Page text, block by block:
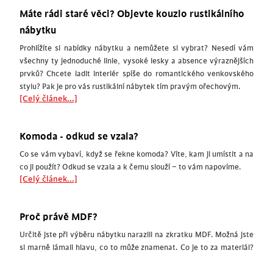
Máte rádi staré věci? Objevte kouzlo rustikálního
nábytku
Prohlížíte si nabídky nábytku a nemůžete si vybrat? Nesedí vám
všechny ty jednoduché linie, vysoké lesky a absence výraznějších
prvků? Chcete ladit interiér spíše do romantického venkovského
stylu? Pak je pro vás rustikální nábytek tím pravým ořechovým.
[Celý článek...]
Komoda - odkud se vzala?
Co se vám vybaví, když se řekne komoda? Víte, kam ji umístit a na
co ji použít? Odkud se vzala a k čemu slouží – to vám napovíme.
[Celý článek...]
Proč právě MDF?
Určitě jste při výběru nábytku narazili na zkratku MDF. Možná jste
si marně lámali hlavu, co to může znamenat. Co je to za materiál?